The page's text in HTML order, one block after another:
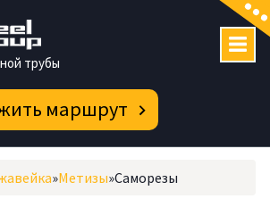
трубы
маршрут
»Метизы»Саморезы